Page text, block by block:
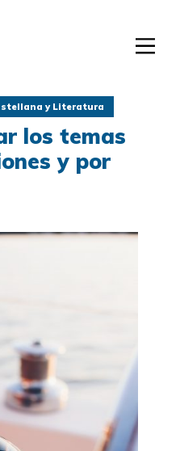
y Literatura
los temas
y por